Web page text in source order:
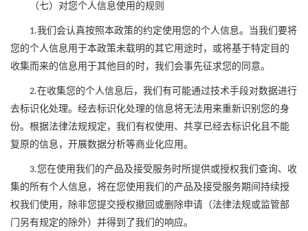
（七）对您个人信息使用的规则
1.我们会认真按照本政策的约定使用您的个人信息。当我们要将
您的个人信息用于本政策未载明的其它用途时，或将基于特定目的
收集而来的信息用于其他目的时，我们会事先征求您的同意。
2.在收集您的个人信息后，我们有可能通过技术手段对数据进行
去标识化处理。经去标识化处理的信息将无法用来重新识别您的身
份。根据法律法规规定，我们有权使用、共享已经去标识化 且不能
复原的信息，开展数据分析等商业化应用。
3.您在使用我们的产品及接受服务时所提供或授权我们查询、 收
集的所有个人信息，将在您使用我们的产品及接受服务期间持续授
权我们使用，除非您提交授权撤回或删除申请（法律法规或监管部
门另有规定的除外）并得到了我们的响应。